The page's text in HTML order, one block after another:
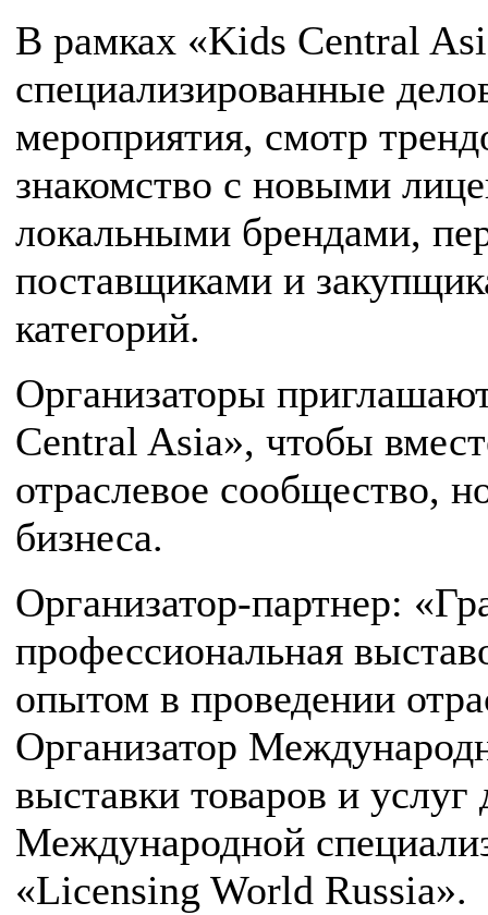
В рамках «Kids Central
специализированные
мероприятия, смотр
знакомство с новыми
локальными брендами,
поставщиками и
категорий.
Организаторы
Central Asia», чтобы
отраслевое сообщество,
бизнеса.
Организатор-партнер:
профессиональная
опытом в проведении
Организатор
выставки товаров и
Международной
«Licensing World Russia».